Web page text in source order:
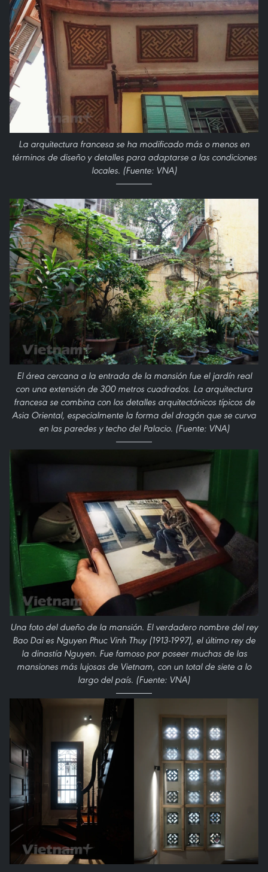
La arquitectura francesa se ha modificado más o menos en
términos de diseño y detalles para adaptarse a las condiciones
locales. (Fuente: VNA)
El área cercana a la entrada de la mansión fue el jardín real
con una extensión de 300 metros cuadrados. La arquitectura
francesa se combina con los detalles arquitectónicos típicos de
Asia Oriental, especialmente la forma del dragón que se curva
en las paredes y techo del Palacio. (Fuente: VNA)
Una foto del dueño de la mansión. El verdadero nombre del rey
Bao Dai es Nguyen Phuc Vinh Thuy (1913-1997), el último rey de
la dinastía Nguyen. Fue famoso por poseer muchas de las
mansiones más lujosas de Vietnam, con un total de siete a lo
largo del país. (Fuente: VNA)